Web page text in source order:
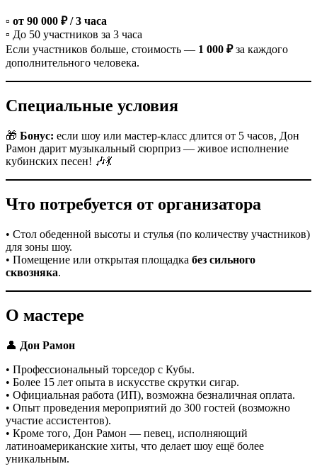
▫️ от 90 000 ₽ / 3 часа
▫️ До 50 участников за 3 часа
Если участников больше, стоимость — 1 000 ₽за каждого
дополнительного человека.
Специальные условия
🎁 Бонус: если шоу или мастер-класс длится от 5 часов, Дон
Рамон дарит музыкальный сюрприз — живое исполнение
кубинских песен! 🎶💃
Что потребуется от организатора
• Стол обеденной высоты и стулья (по количеству участников)
для зоны шоу.
• Помещение или открытая площадка без сильного
сквозняка.
О мастере
👤 Дон Рамон
• Профессиональный торседор с Кубы.
• Более 15 лет опыта в искусстве скрутки сигар.
• Официальная работа (ИП), возможна безналичная оплата.
• Опыт проведения мероприятий до 300 гостей (возможно
участие ассистентов).
• Кроме того, Дон Рамон — певец, исполняющий
латиноамериканские хиты, что делает шоу ещё более
уникальным.